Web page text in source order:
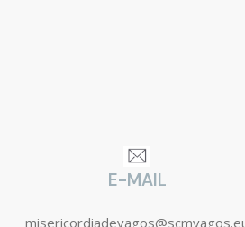
E-MAIL